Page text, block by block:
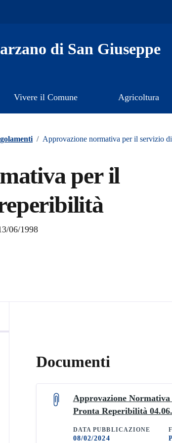
di San Giuseppe
Vivere il Comune Agricoltura
/ Approvazione normativa per il servizio
per il
06/1998
Documenti
Approvazione
Pronta Reperibilità
DATA PUBBLICAZIONE
08/02/2024